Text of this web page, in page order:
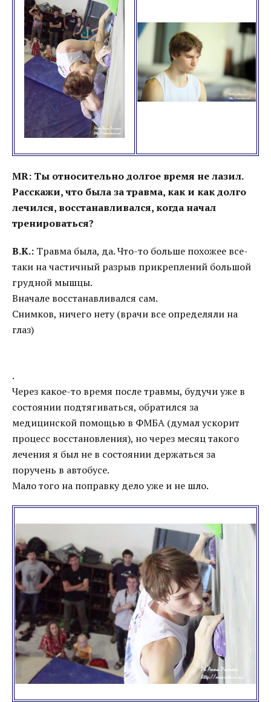
MR: Ты относительно долгое время не лазил.
Расскажи, что была за травма, как и как долго
лечился, восстанавливался, когда начал
тренироваться?
В.К.: Травма была, да. Что-то больше похожее все-
таки на частичный разрыв прикреплений большой
грудной мышцы.
Вначале восстанавливался сам.
Снимков, ничего нету (врачи все определяли на
глаз)
.
Через какое-то время после травмы, будучи уже в
состоянии подтягиваться, обратился за
медицинской помощью в ФМБА (думал ускорит
процесс восстановления), но через месяц такого
лечения я был не в состоянии держаться за
поручень в автобусе.
Мало того на поправку дело уже и не шло.